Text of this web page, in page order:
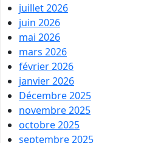
juillet 2026
juin 2026
mai 2026
mars 2026
février 2026
janvier 2026
Décembre 2025
novembre 2025
octobre 2025
septembre 2025